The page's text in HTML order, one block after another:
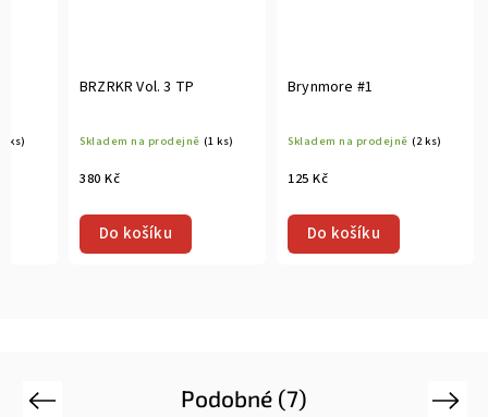
ks)
BRZRKR Vol. 3 TP
Skladem na prodejně (1 ks)
380 Kč
Do košíku
Brynmore #1
Skladem na prodejně (2 ks)
125 Kč
Do košíku
Podobné (7)
Previous Next